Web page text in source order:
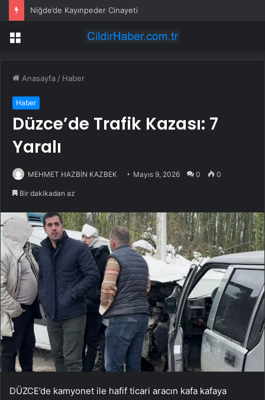
Niğde’de Kayınpeder Cinayeti
Menü
Anasayfa / Haber
Haber
Düzce’de Trafik Kazası: 7
Yaralı
MEHMET HAZBİN KAZBEK Mayıs 9, 2026 0 0
Bir dakikadan az
DÜZCE’de kamyonet ile hafif ticari aracın kafa kafaya